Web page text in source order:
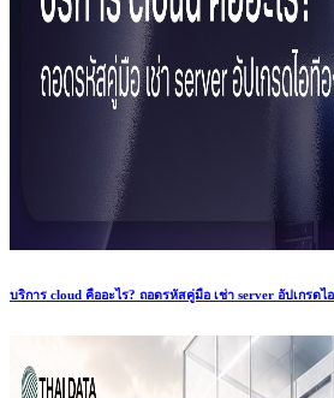
บริการ cloud คืออะไร? ถอดรหัสคู่มือ เช่า server อัปเกรดไ